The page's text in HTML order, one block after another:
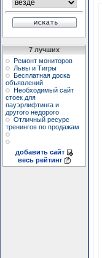
7 лучших
Ремонт мониторов
Львы и Тигры
Бесплатная доска
объявлений
Необходимый сайт
стоек для
пауэрлифтинга и
другого недорого
Отличный ресурс
тренингов по продажам
добавить сайт
весь рейтинг